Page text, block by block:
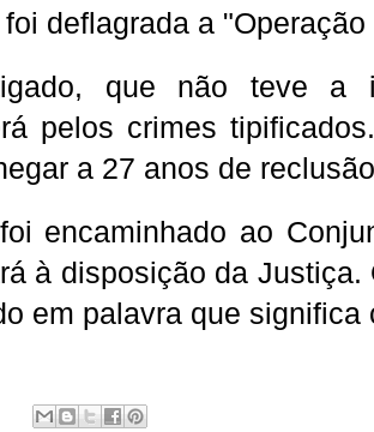
deflagrada a
que não teve a
pelos crimes
a 27 anos de
encaminhado ao
à disposição da Justiça.
em palavra que significa